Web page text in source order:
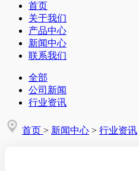
首页
关于我们
产品中心
新闻中心
联系我们
全部
公司新闻
行业资讯
首页 > 新闻中心 > 行业资讯